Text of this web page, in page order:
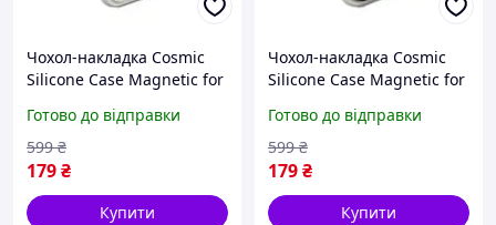
Чохол-накладка Cosmic
Silicone Case Magnetic for
(SilMag11-9)
Готово до відправки
179₴
599 ₴
Купити
Чохол-накладка Cosmic
Silicone Case Magnetic for
(SilMag11-18)
Готово до відправки
179₴
599 ₴
Купити